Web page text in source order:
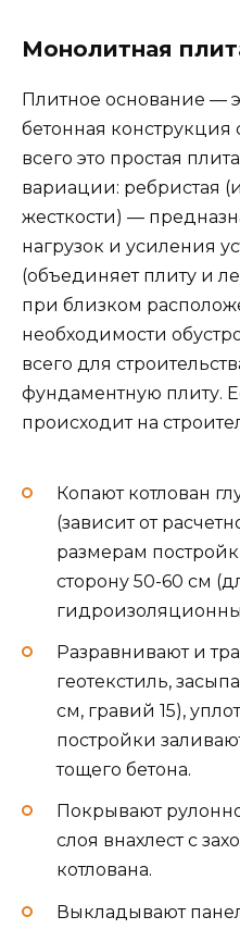
Монолитная
Плитное основание —
бетонная
всего это простая
вариации: ребристая
жесткости) —
нагрузок и усиления
(объединяет плиту и
при близком
необходимости
всего для
фундаментную плиту.
происходит на
Копают котлован
(зависит от
размерам
сторону 50-60 см
Разравнивают и
геотекстиль,
см, гравий 15),
постройки
тощего бетона.
Покрывают
слоя внахлест с
котлована.
Выкладывают